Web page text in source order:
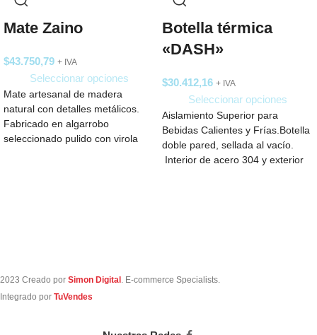
Mate Zaino
$43.750,79 + IVA
Seleccionar opciones
Mate artesanal de madera
natural con detalles metálicos.
Fabricado en algarrobo
seleccionado pulido con virola
Botella térmica
«DASH»
$30.412,16 + IVA
Seleccionar opciones
Aislamiento Superior para
Bebidas Calientes y Frías.Botella
doble pared, sellada al vacío.
Interior de acero 304 y exterior
2023 Creado por Simon Digital . E-commerce Specialists.
Integrado por TuVendes